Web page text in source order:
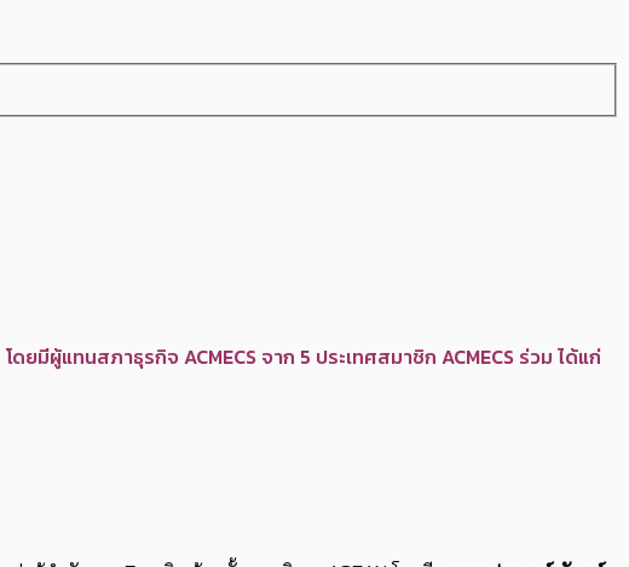
ยมีผู้แทนสภาธุรกิจ ACMECS จาก 5 ประเทศสมาชิก ACMECS ร่วม ได้แก่